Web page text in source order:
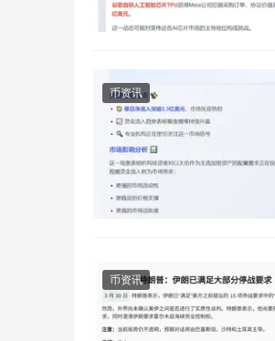
币资讯
币资讯